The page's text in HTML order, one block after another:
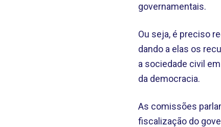
governamentais.
Ou seja, é preciso
dando a elas os
a sociedade civil
da democracia.
As comissões
fiscalização do